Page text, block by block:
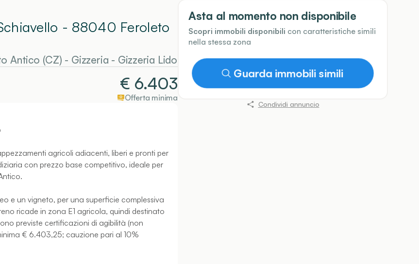
- 88040 Feroleto
Antico (CZ) - Gizzeria - Gizzeria Lido
€ 6.403
Offerta minima
agricoli adiacenti, liberi e pronti per
con prezzo base competitivo, ideale per
e un vigneto, per una superficie complessiva
ricade in zona E1 agricola, quindi destinato
previste certificazioni di agibilità (non
€ 6.403,25; cauzione pari al 10%
Asta al momento non disponibile
Scopri immobili disponibili con caratteristiche simili
nella stessa zona
Guarda immobili simili
Condividi annuncio